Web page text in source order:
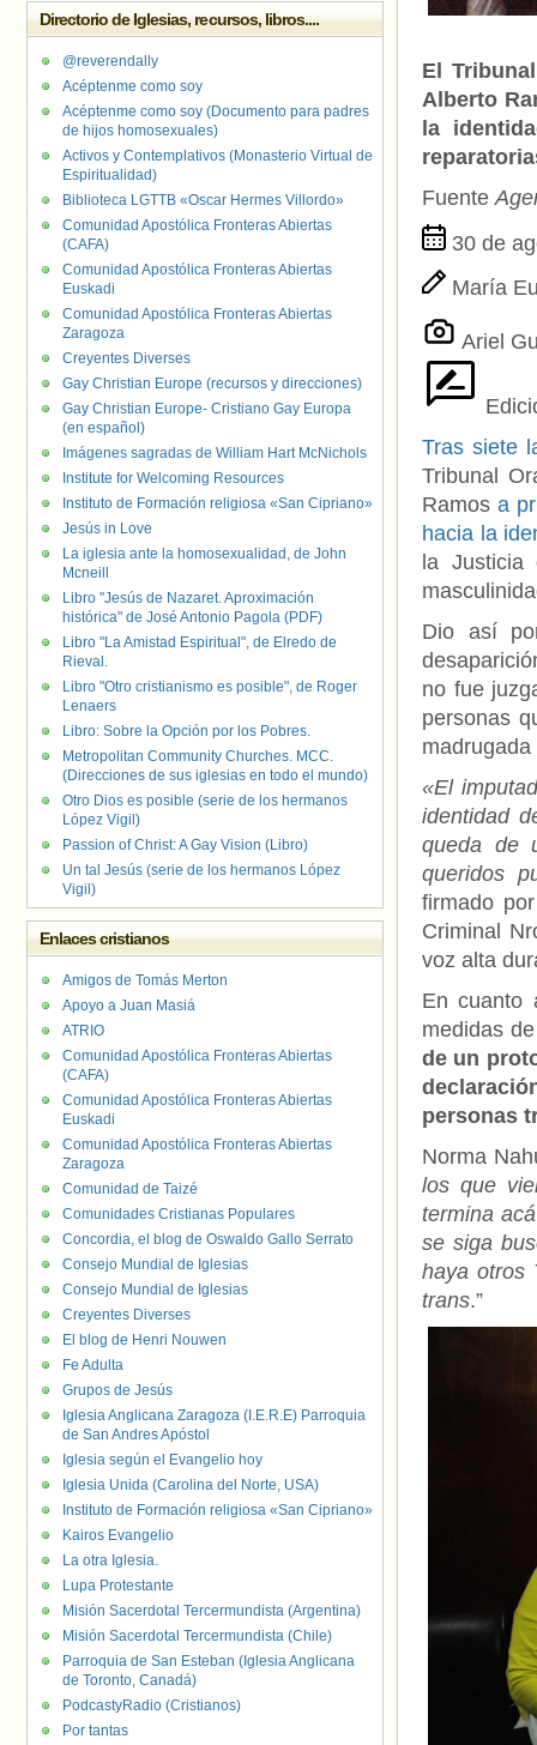
El
Alberto
la
Fuente
30 de
María
Ariel
Tras siete
Tribunal
Ramos a
hacia la
la
Dio así
no fue
personas
madrugada
«El
identidad
queda de
queridos
firmado
Criminal
voz alta
En cuanto
medidas
de un
personas
Norma
los que
termina
se siga
haya otros
trans.”
Directorio de Iglesias, recursos, libros....
@reverendally
Acéptenme como soy
Acéptenme como soy (Documento para padres
de hijos homosexuales)
Activos y Contemplativos (Monasterio Virtual de
Espiritualidad)
Biblioteca LGTTB «Oscar Hermes Villordo»
Comunidad Apostólica Fronteras Abiertas
(CAFA)
Comunidad Apostólica Fronteras Abiertas
Euskadi
Comunidad Apostólica Fronteras Abiertas
Zaragoza
Creyentes Diverses
Gay Christian Europe (recursos y direcciones)
Gay Christian Europe- Cristiano Gay Europa
(en español)
Imágenes sagradas de William Hart McNichols
Institute for Welcoming Resources
Instituto de Formación religiosa «San Cipriano»
Jesús in Love
La iglesia ante la homosexualidad, de John
Mcneill
Libro "Jesús de Nazaret. Aproximación
histórica" de José Antonio Pagola (PDF)
Libro "La Amistad Espiritual", de Elredo de
Rieval.
Libro "Otro cristianismo es posible", de Roger
Lenaers
Libro: Sobre la Opción por los Pobres.
Metropolitan Community Churches. MCC.
(Direcciones de sus iglesias en todo el mundo)
Otro Dios es posible (serie de los hermanos
López Vigil)
Passion of Christ: A Gay Vision (Libro)
Un tal Jesús (serie de los hermanos López
Vigil)
Enlaces cristianos
Amigos de Tomás Merton
Apoyo a Juan Masiá
ATRIO
Comunidad Apostólica Fronteras Abiertas
(CAFA)
Comunidad Apostólica Fronteras Abiertas
Euskadi
Comunidad Apostólica Fronteras Abiertas
Zaragoza
Comunidad de Taizé
Comunidades Cristianas Populares
Concordia, el blog de Oswaldo Gallo Serrato
Consejo Mundial de Iglesias
Consejo Mundial de Iglesias
Creyentes Diverses
El blog de Henri Nouwen
Fe Adulta
Grupos de Jesús
Iglesia Anglicana Zaragoza (I.E.R.E) Parroquia
de San Andres Apóstol
Iglesia según el Evangelio hoy
Iglesia Unida (Carolina del Norte, USA)
Instituto de Formación religiosa «San Cipriano»
Kairos Evangelio
La otra Iglesia.
Lupa Protestante
Misión Sacerdotal Tercermundista (Argentina)
Misión Sacerdotal Tercermundista (Chile)
Parroquia de San Esteban (Iglesia Anglicana
de Toronto, Canadá)
PodcastyRadio (Cristianos)
Por tantas